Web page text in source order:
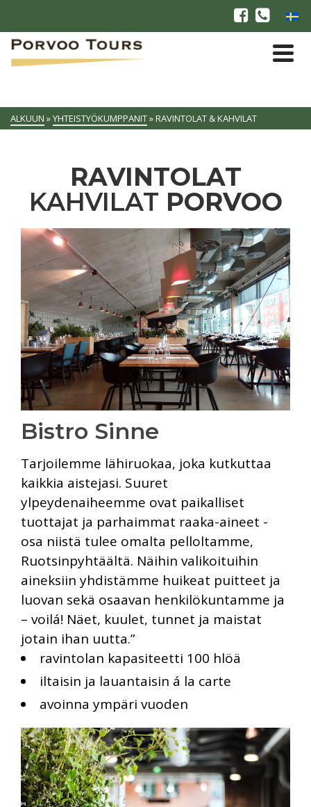
ALKUUN »YHTEISTYÖKUMPPANIT»RAVINTOLAT & KAHVILAT
RAVINTOLAT
KAHVILAT PORVOO
Bistro Sinne
Tarjoilemme lähiruokaa, joka kutkuttaa
kaikkia aistejasi. Suuret
ylpeydenaiheemme ovat paikalliset
tuottajat ja parhaimmat raaka-aineet -
osa niistä tulee omalta pelloltamme,
Ruotsinpyhtäältä. Näihin valikoituihin
aineksiin yhdistämme huikeat puitteet ja
luovan sekä osaavan henkilökuntamme ja
– voilá! Näet, kuulet, tunnet ja maistat
jotain ihan uutta.”
ravintolan kapasiteetti 100 hlöä
iltaisin ja lauantaisin á la carte
avoinna ympäri vuoden